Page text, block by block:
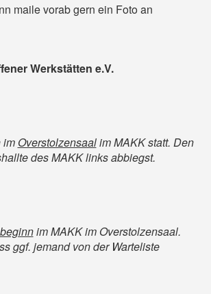
maile vorab gern ein Foto an
Werkstätten e.V.
im Overstolzensaalim MAKK statt. Den
des MAKK links abbiegst.
im MAKK im Overstolzensaal.
ggf. jemand von der Warteliste